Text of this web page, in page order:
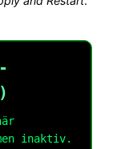
inaktiv.